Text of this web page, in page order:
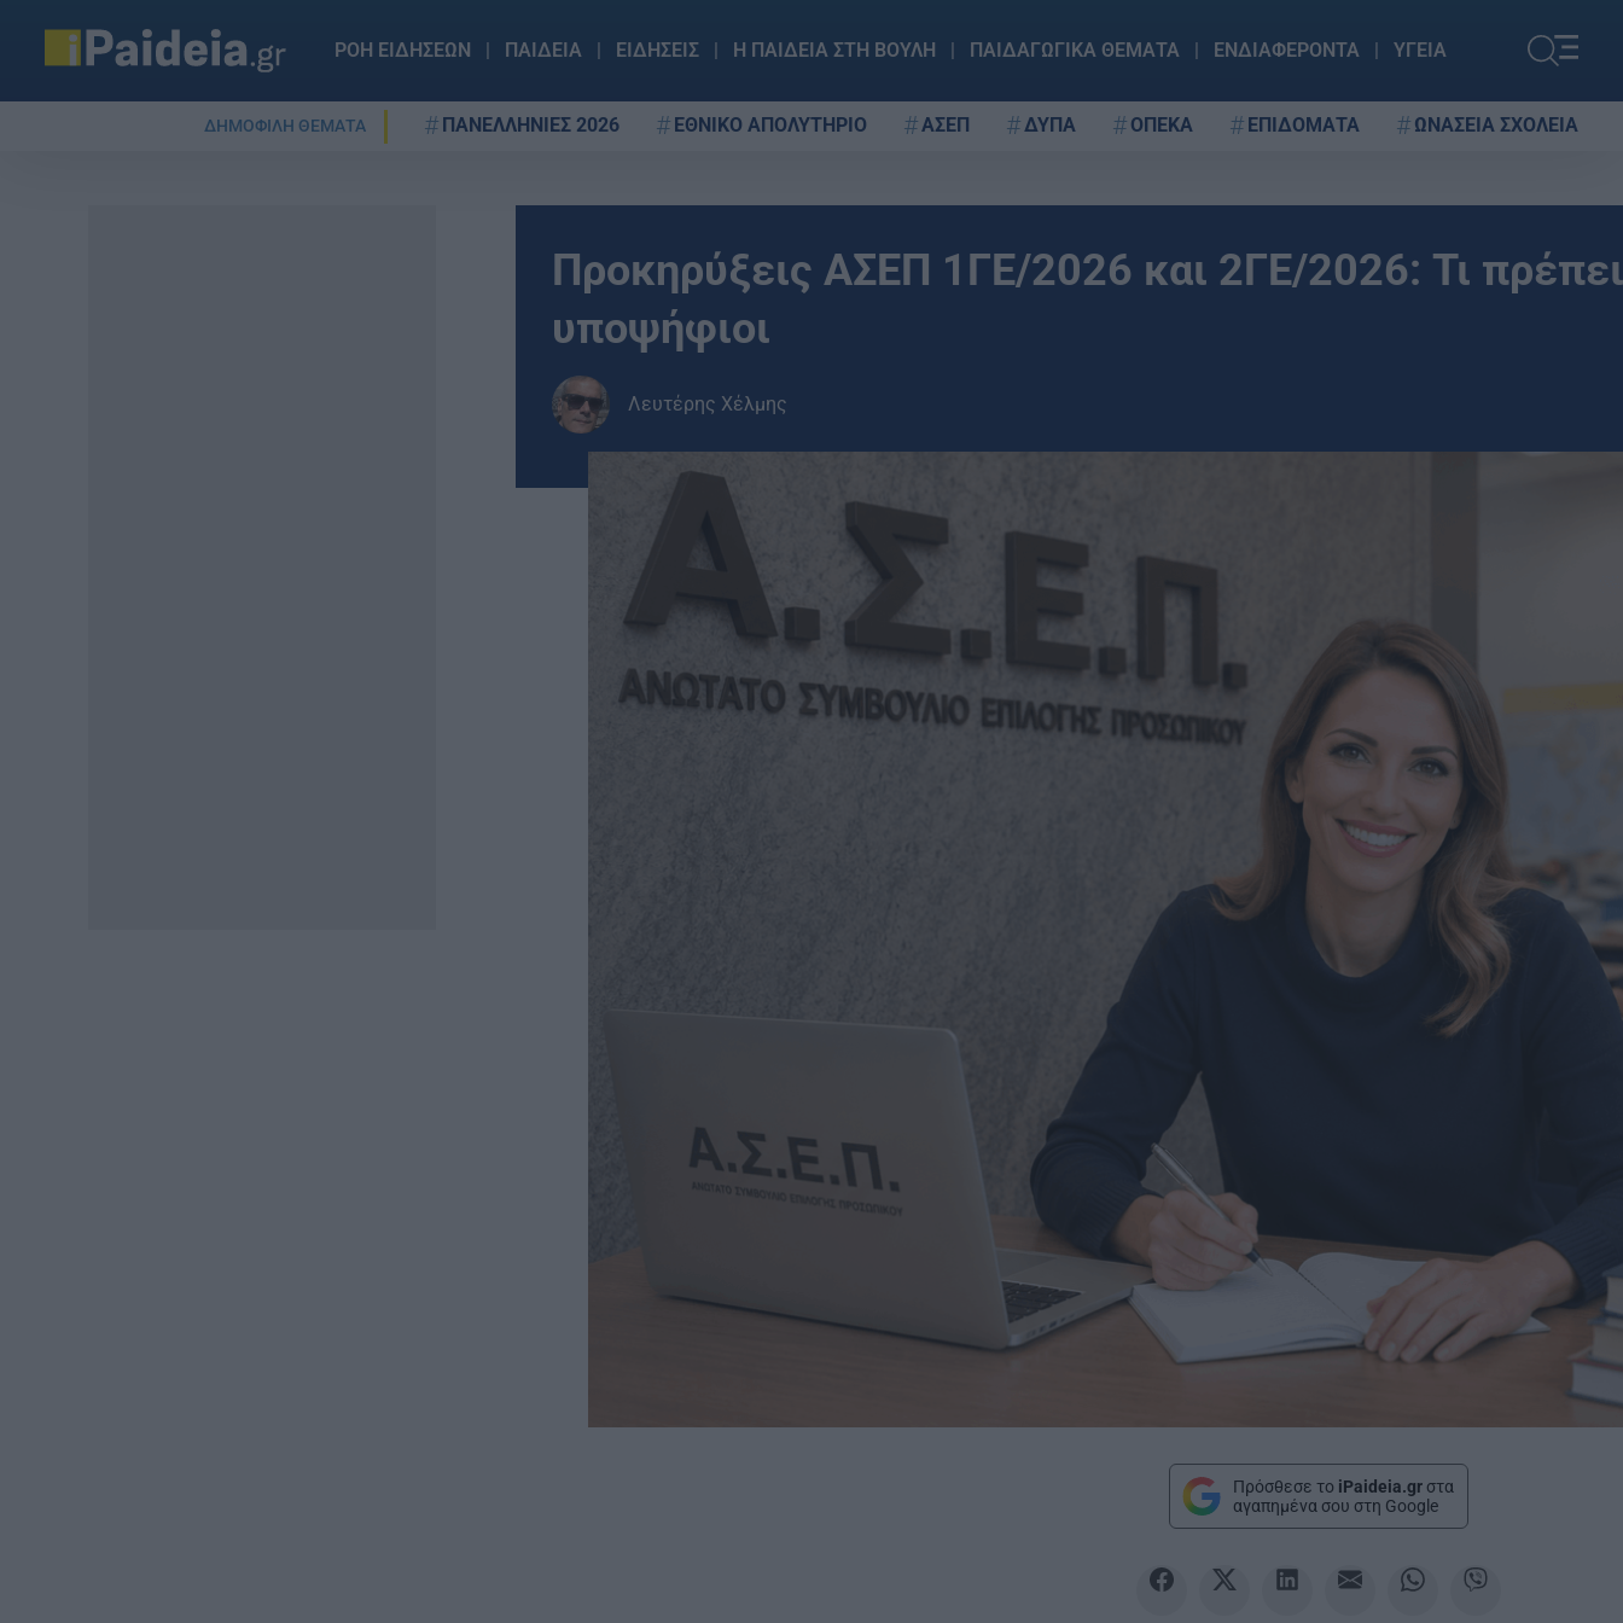
ΡΟΗ ΕΙΔΗΣΕΩΝ ΠΑΙΔΕΙΑ ΕΙΔΗΣΕΙΣ Η ΠΑΙΔΕΙΑ ΣΤΗ ΒΟΥΛΗ ΠΑΙΔΑΓΩΓΙΚΑ ΘΕΜΑΤΑ ΕΝΔΙΑΦΕΡΟΝΤΑ ΥΓΕΙΑ
ΔΗΜΟΦΙΛΗ ΘΕΜΑΤΑ ΠΑΝΕΛΛΗΝΙΕΣ 2026 ΕΘΝΙΚΟ ΑΠΟΛΥΤΗΡΙΟ ΑΣΕΠ ΔΥΠΑ ΟΠΕΚΑ ΕΠΙΔΟΜΑΤΑ ΩΝΑΣΕΙΑ ΣΧΟΛΕΙΑ
Προκηρύξεις ΑΣΕΠ 1ΓΕ/2026 και 2ΓΕ/2026: Τι
υποψήφιοι
Λευτέρης Χέλμης
Πρόσθεσε το iPaideia.gr στα
αγαπημένα σου στη Google